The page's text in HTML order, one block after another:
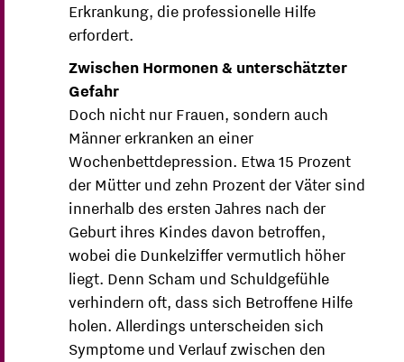
Erkrankung, die professionelle Hilfe
erfordert.
Zwischen Hormonen & unterschätzter
Gefahr
Doch nicht nur Frauen, sondern auch
Männer erkranken an einer
Wochenbettdepression. Etwa 15 Prozent
der Mütter und zehn Prozent der Väter sind
innerhalb des ersten Jahres nach der
Geburt ihres Kindes davon betroffen,
wobei die Dunkelziffer vermutlich höher
liegt. Denn Scham und Schuldgefühle
verhindern oft, dass sich Betroffene Hilfe
holen. Allerdings unterscheiden sich
Symptome und Verlauf zwischen den